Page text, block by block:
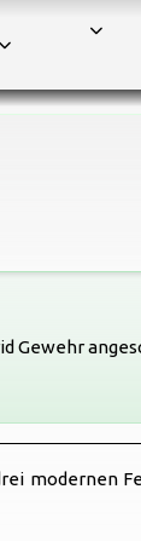
Gewehr
modernen